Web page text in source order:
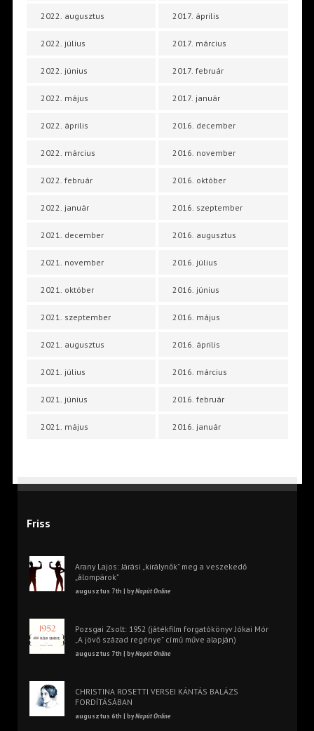
2022. augusztus
2022. július
2022. június
2022. május
2022. április
2022. március
2022. február
2022. január
2021. december
2021. november
2021. október
2021. szeptember
2021. augusztus
2021. július
2021. június
2021. május
2017. április
2017. március
2017. február
2017. január
2016. december
2016. november
2016. október
2016. szeptember
2016. augusztus
2016. július
2016. június
2016. május
2016. április
2016. március
2016. február
2016. január
Friss
Arany Lajos: Járási „királynők” meg a veszekedő
„álompárok”
augusztus 7th | byNapút Online
Pozsgai Zsolt: 1952 (játékfilm forgatókönyv Jókai Mór
„A jövő század regénye” című műve alapján)
augusztus 7th | byNapút Online
CHRISTINA ROSETTI VERSEI KÁNTÁS BALÁZS
FORDÍTÁSÁBAN
augusztus 6th | byNapút Online